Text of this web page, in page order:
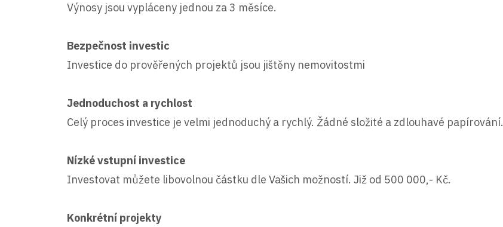
Výnosy jsou vypláceny jednou za 3 měsíce.
Bezpečnost investic
Investice do prověřených projektů jsou jištěny nemovitostmi
Jednoduchost a rychlost
Celý proces investice je velmi jednoduchý a rychlý. Žádné složité a zdlouhavé papírování.
Nízké vstupní investice
Investovat můžete libovolnou částku dle Vašich možností. Již od 500 000,- Kč.
Konkrétní projekty